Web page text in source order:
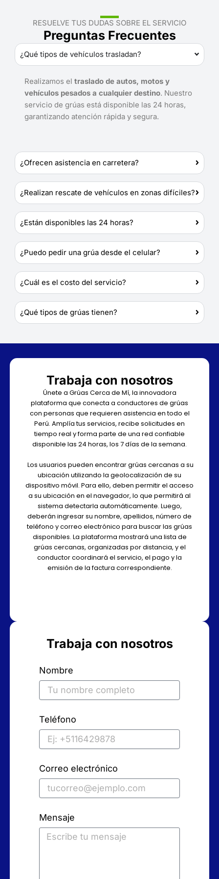
RESUELVE TUS DUDAS SOBRE EL SERVICIO
Preguntas Frecuentes
¿Qué tipos de vehículos trasladan?
Realizamos el traslado de autos, motos y
vehículos pesados a cualquier destino. Nuestro
servicio de grúas está disponible las 24 horas,
garantizando atención rápida y segura.
¿Ofrecen asistencia en carretera?
¿Realizan rescate de vehículos en zonas difíciles?
¿Están disponibles las 24 horas?
¿Puedo pedir una grúa desde el celular?
¿Cuál es el costo del servicio?
¿Qué tipos de grúas tienen?
Trabaja con nosotros
Únete a Grúas Cerca de Mí, la innovadora
plataforma que conecta a conductores de grúas
con personas que requieren asistencia en todo el
Perú. Amplía tus servicios, recibe solicitudes en
tiempo real y forma parte de una red confiable
disponible las 24 horas, los 7 días de la semana.
Los usuarios pueden encontrar grúas cercanas a su
ubicación utilizando la geolocalización de su
dispositivo móvil. Para ello, deben permitir el acceso
a su ubicación en el navegador, lo que permitirá al
sistema detectarla automáticamente. Luego,
deberán ingresar su nombre, apellidos, número de
teléfono y correo electrónico para buscar las grúas
disponibles. La plataforma mostrará una lista de
grúas cercanas, organizadas por distancia, y el
conductor coordinará el servicio, el pago y la
emisión de la factura correspondiente.
Trabaja con nosotros
Nombre
Teléfono
Correo electrónico
Mensaje